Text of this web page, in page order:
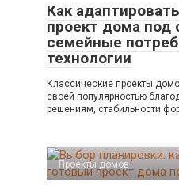
Как
проект дома под
семейные
технологии
Классические проекты
своей популярностью
решениям, стабильности
Проекты домов